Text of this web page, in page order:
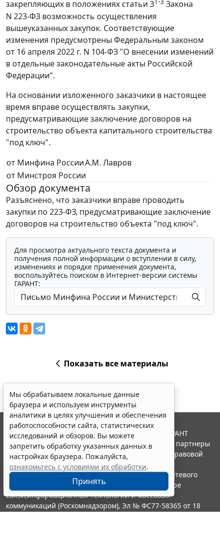
закрепляющих в положениях статьи 3
Закона
N 223-ФЗ возможность осуществления
вышеуказанных закупок. Соответствующие
изменения предусмотрены Федеральным законом
от 16 апреля 2022 г. N 104-ФЗ "О внесении изменений
в отдельные законодательные акты Российской
Федерации".
На основании изложенного заказчики в настоящее
время вправе осуществлять закупки,
предусматривающие заключение договоров на
строительство объекта капитального строительства
"под ключ".
от Минфина РоссииА.М. Лавров
от Минстроя России
Обзор документа
Разъяснено, что заказчики вправе проводить
закупки по 223-ФЗ, предусматривающие заключение
договоров на строительство объекта "под ключ".
Для просмотра актуального текста документа и
получения полной информации о вступлении в силу,
изменениях и порядке применения документа,
воспользуйтесь поиском в Интернет-версии системы
ГАРАНТ:
Показать все материалы
Мы обрабатываем локальные данные
браузера и используем инструменты
аналитики в целях улучшения и обеспечения
работоспособности сайта, статистических
исследований и обзоров. Вы можете
запретить обработку указанных данных в
настройках браузера. Пожалуйста,
ознакомьтесь с условиями их обработки.
Принять
© ООО "НПП "ГАРАНТ-СЕРВИС", 2026. Система ГАРАНТ
выпускается с 1990 года. Компания "Гарант" и ее партнеры
являются участниками Российской ассоциации правовой
информации ГАРАНТ.
Портал ГАРАНТ.РУ зарегистрирован в качестве сетевого
издания Федеральной службой по надзору в сфере
связи,информационных технологий и массовых
коммуникаций (Роскомнадзором), Эл № ФС77-58365 от 18